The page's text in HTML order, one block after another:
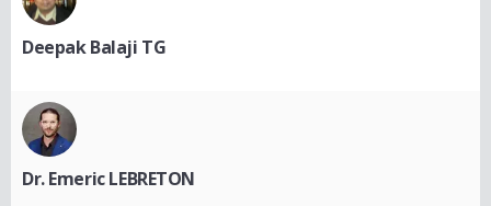
Deepak Balaji TG
Dr. Emeric LEBRETON